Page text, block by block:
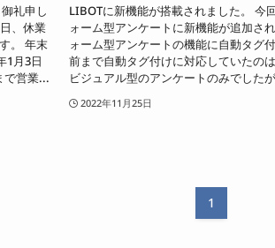
礼申し
、休業
。 年末
1月3日
営業...
LIBOTに新機能が搭載されました。 今
ォーム型アンケートに新機能が追加さ
ォーム型アンケートの機能に自動タグ
前まで自動タグ付けに対応していたのは
ビジュアル型のアンケートのみでした
2022年11月25日
1